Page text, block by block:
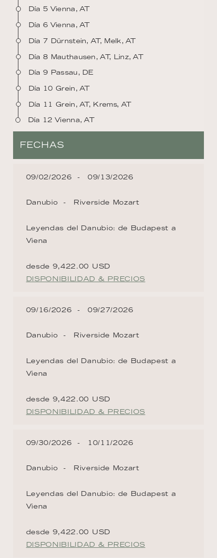
Día 5 Vienna, AT
Día 6 Vienna, AT
Día 7 Dürnstein, AT, Melk, AT
Día 8 Mauthausen, AT, Linz, AT
Día 9 Passau, DE
Día 10 Grein, AT
Día 11 Grein, AT, Krems, AT
Día 12 Vienna, AT
FECHAS
09/02/2026 09/13/2026
Danubio Riverside Mozart
Leyendas del Danubio: de Budapest a
Viena
desde 9,422.00 USD
DISPONIBILIDAD & PRECIOS
09/16/2026 09/27/2026
Danubio Riverside Mozart
Leyendas del Danubio: de Budapest a
Viena
desde 9,422.00 USD
DISPONIBILIDAD & PRECIOS
09/30/2026 10/11/2026
Danubio Riverside Mozart
Leyendas del Danubio: de Budapest a
Viena
desde 9,422.00 USD
DISPONIBILIDAD & PRECIOS